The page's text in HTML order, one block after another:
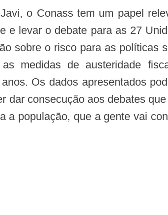
levar o debate para as 27
sobre o risco para as políticas
medidas de austeridade
Os dados apresentados
consecução aos debates
a população, que a gente vai